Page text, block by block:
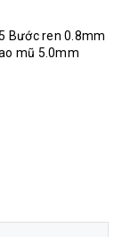
Bước ren 0.8mm
mũ 5.0mm